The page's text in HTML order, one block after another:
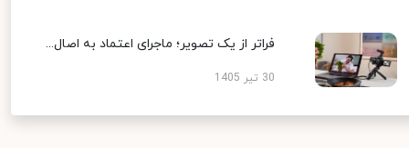
فراتر از یک تصویر؛ ماجرای اعتماد به اصال...
30 تیر 1405